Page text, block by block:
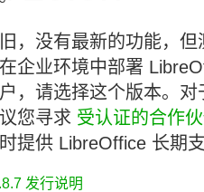
，没有最新的功能，但
企业环境中部署
，请选择这个版本。对
您寻求 受认证的合作
提供 LibreOffice 长期支
发行说明